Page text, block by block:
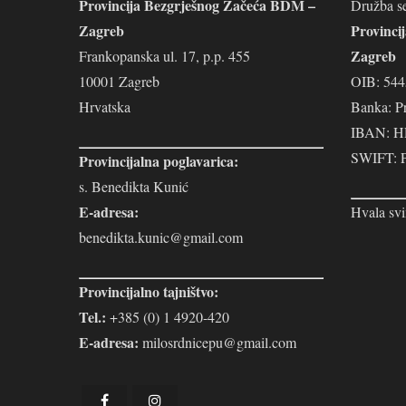
Provincija Bezgrješnog Začeća BDM –
Zagreb
Frankopanska ul. 17, p.p. 455
10001 Zagreb
Hrvatska
Provincijalna poglavarica:
s. Benedikta Kunić
E-adresa:
benedikta.kunic@gmail.com
Provincijalno tajništvo:
Tel.: +385 (0) 1 4920-420
E-adresa: milosrdnicepu@gmail.com
Družba
Zagreb
OIB:
Banka:
IBAN:
SWIFT:
Hvala